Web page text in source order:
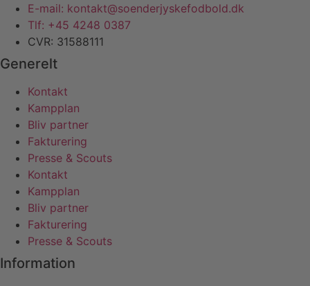
E-mail: kontakt@soenderjyskefodbold.dk
Tlf: +45 4248 0387
CVR: 31588111
Generelt
Kontakt
Kampplan
Bliv partner
Fakturering
Presse & Scouts
Kontakt
Kampplan
Bliv partner
Fakturering
Presse & Scouts
Information